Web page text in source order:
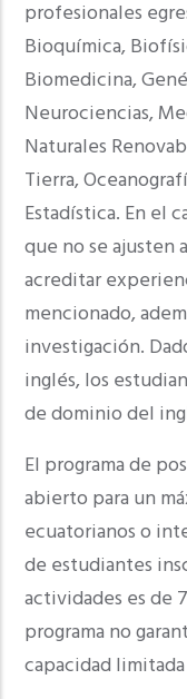
profesionales
Bioquímica,
Biomedicina,
Neurociencias,
Naturales
Tierra,
Estadística. En el
que no se ajusten
acreditar
mencionado,
investigación.
inglés, los
de dominio del
El programa de
abierto para un
ecuatorianos o
de estudiantes
actividades es de
programa no
capacidad